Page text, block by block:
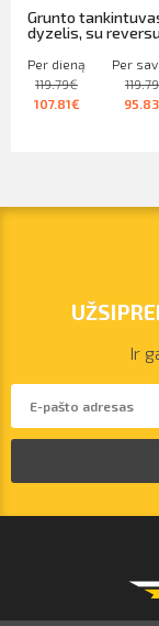
Grunto
dyzelis, su
Per dieną
119.79€
107.81€
Per
Ir